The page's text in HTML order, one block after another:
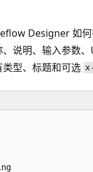
Designer 如何
说明、输入参数
型、标题和可选